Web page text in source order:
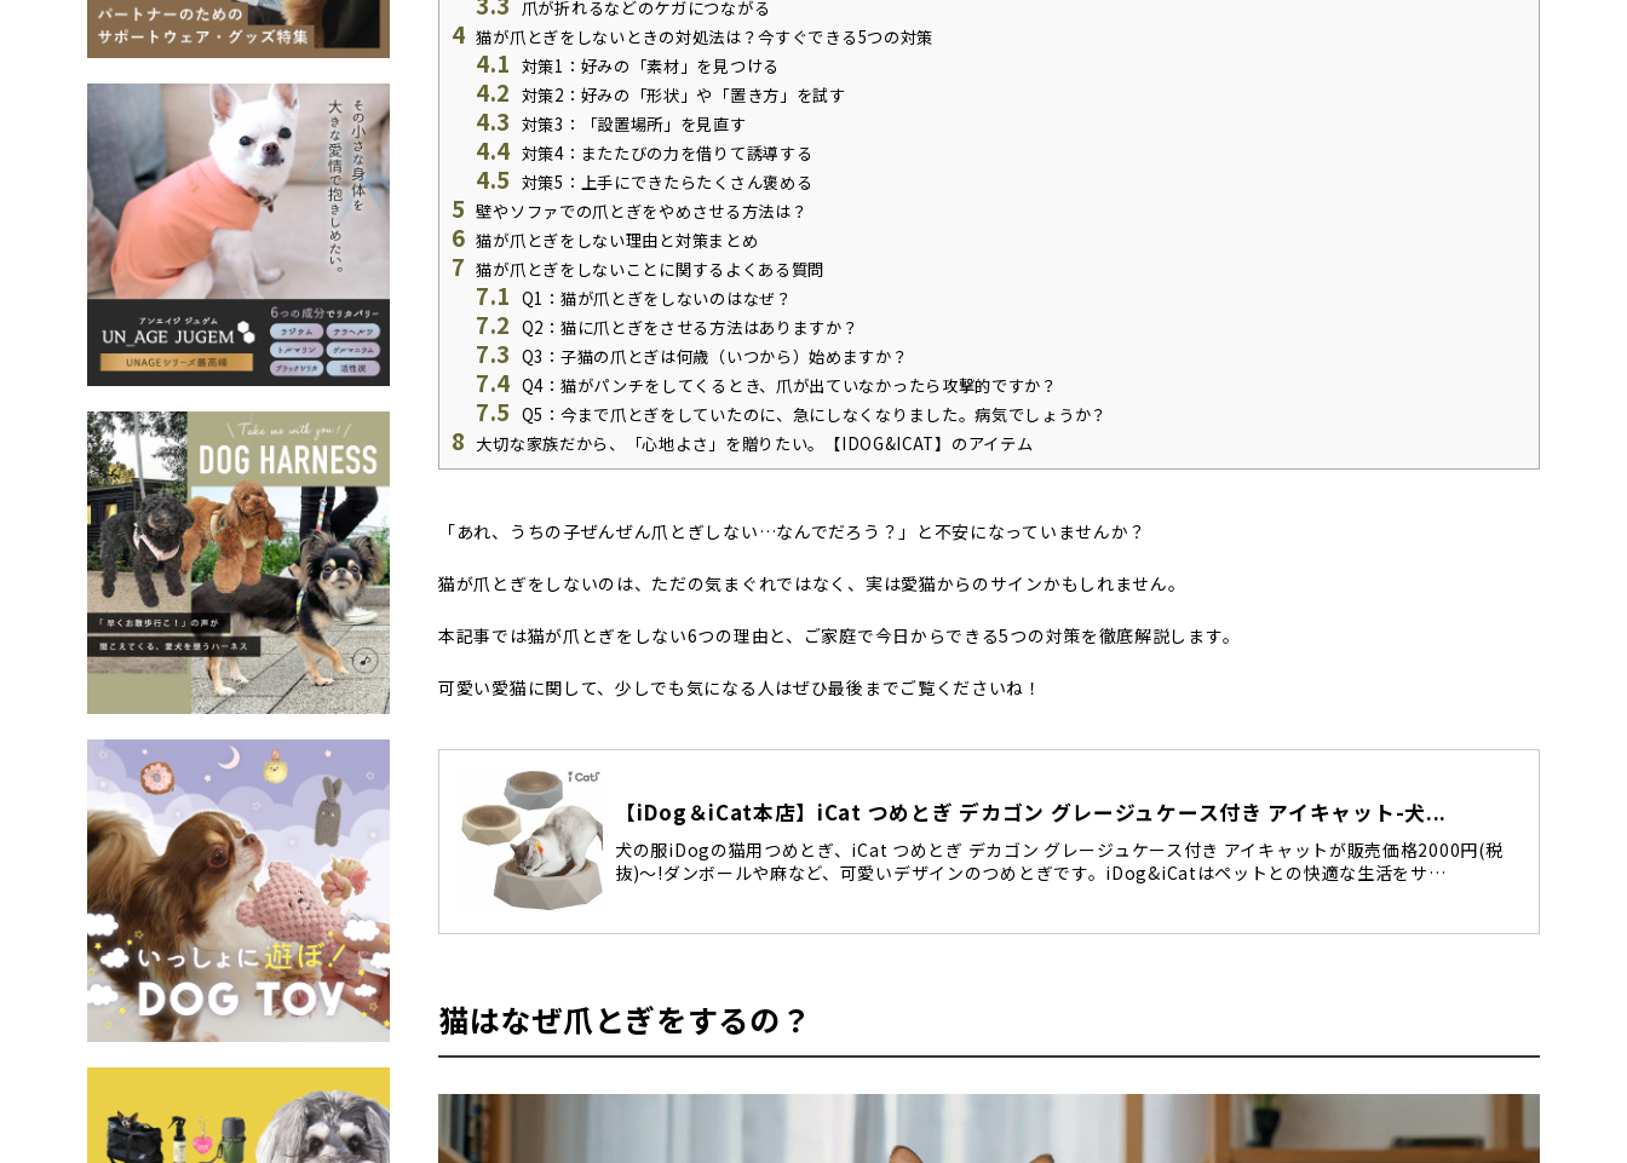
爪が折れるなどのケガにつながる
4 猫が爪とぎをしないときの対処法は？今すぐできる5つの対策
4.1 対策1：好みの「素材」を見つける
4.2 対策2：好みの「形状」や「置き方」を試す
4.3 対策3：「設置場所」を見直す
4.4 対策4：またたびの力を借りて誘導する
4.5 対策5：上手にできたらたくさん褒める
5 壁やソファでの爪とぎをやめさせる方法は？
6 猫が爪とぎをしない理由と対策まとめ
7 猫が爪とぎをしないことに関するよくある質問
7.1 Q1：猫が爪とぎをしないのはなぜ？
7.2 Q2：猫に爪とぎをさせる方法はありますか？
7.3 Q3：子猫の爪とぎは何歳（いつから）始めますか？
7.4 Q4：猫がパンチをしてくるとき、爪が出ていなかったら攻撃的ですか？
7.5 Q5：今まで爪とぎをしていたのに、急にしなくなりました。病気でしょうか？
8 大切な家族だから、「心地よさ」を贈りたい。【IDOG&ICAT】のアイテム
「あれ、うちの子ぜんぜん爪とぎしない…なんでだろう？」と不安になっていませんか？
猫が爪とぎをしないのは、ただの気まぐれではなく、実は愛猫からのサインかもしれません。
本記事では猫が爪とぎをしない6つの理由と、ご家庭で今日からできる5つの対策を徹底解説します。
可愛い愛猫に関して、少しでも気になる人はぜひ最後までご覧くださいね！
【iDog＆iCat本店】iCat つめとぎ デカゴン グレージュケース付き アイキャット-犬...
犬の服iDogの猫用つめとぎ、iCat つめとぎ デカゴン グレージュケース付き アイキャットが販売価格2000円(税
抜)～!ダンボールや麻など、可愛いデザインのつめとぎです。iDog&iCatはペットとの快適な生活をサ…
猫はなぜ爪とぎをするの？